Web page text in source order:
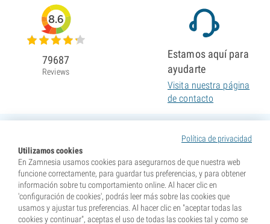
Política de privacidad
Utilizamos cookies
En Zamnesia usamos cookies para asegurarnos de que nuestra web
funcione correctamente, para guardar tus preferencias, y para obtener
información sobre tu comportamiento online. Al hacer clic en
'configuración de cookies', podrás leer más sobre las cookies que
usamos y ajustar tus preferencias. Al hacer clic en "aceptar todas las
cookies y continuar", aceptas el uso de todas las cookies tal y como se
8.6
79687
Reviews
Estamos aquí para
ayudarte
Visita nuestra página
de contacto